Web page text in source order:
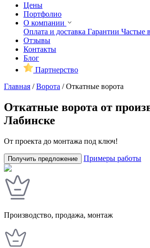
Цены
Портфолио
О компании
Оплата и доставка Гарантии Частые
Отзывы
Контакты
Блог
Партнерство
Главная /Ворота /Откатные ворота
Откатные ворота от
Лабинске
От проекта до монтажа под ключ!
Получить предложение Примеры работы
Производство, продажа, монтаж